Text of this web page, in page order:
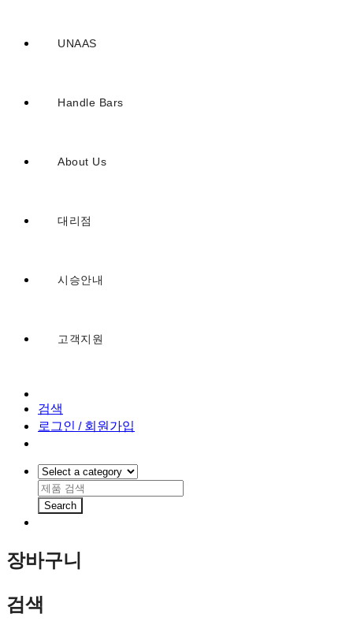
UNAAS
Handle Bars
About Us
대리점
시승안내
고객지원
검색
로그인 / 회원가입
Search
장바구니
검색